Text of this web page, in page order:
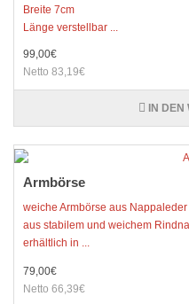
Breite 7cm
Länge verstellbar ...
99,00€
Netto 83,19€
IN
Armbörse
weiche Armbörse aus Nappaleder
aus stabilem und weichem
erhältlich in ...
79,00€
Netto 66,39€